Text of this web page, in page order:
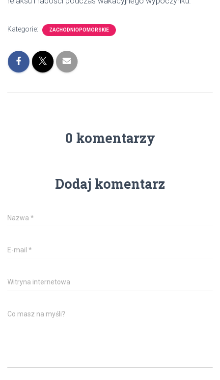
Kategorie: ZACHODNIOPOMORSKIE
0 komentarzy
Dodaj komentarz
Nazwa *
E-mail *
Witryna internetowa
Co masz na myśli?